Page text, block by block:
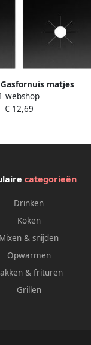
matjes
Beschermfolie
Stove protector
webshop
€ 12,69
categorieën
Drinken
Koken
Mixen & snijden
Opwarmen
& frituren
Grillen